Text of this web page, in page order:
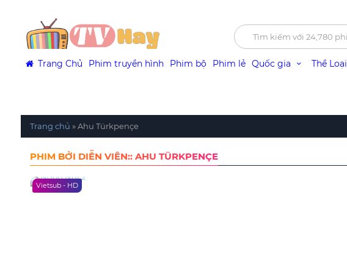
Trang Chủ Phim truyền hình Phim bộ Phim lẻ Quốc gia Thể Loại
Trang chủ »Ahu Türkpençe
PHIM BỞI DIỄN VIÊN:: AHU TÜRKPENÇE
Vietsub - HD